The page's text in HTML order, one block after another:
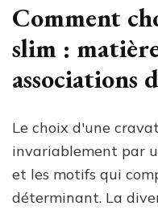
Comment
slim :
associations
Le choix d'une
invariablement par
et les motifs qui
déterminant. La